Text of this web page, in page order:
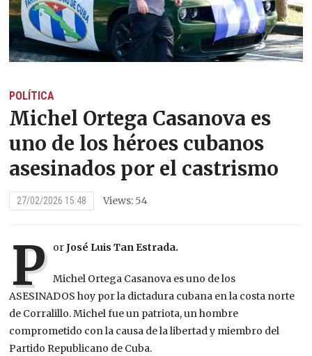
POLÍTICA
Michel Ortega Casanova es
uno de los héroes cubanos
asesinados por el castrismo
27/02/2026 15:48 Views: 54
P orJosé Luis Tan Estrada.
Michel Ortega Casanova es uno de los
ASESINADOS hoy por la dictadura cubana en la costa norte
de Corralillo. Michel fue un patriota, un hombre
comprometido con la causa de la libertad y miembro del
Partido Republicano de Cuba.